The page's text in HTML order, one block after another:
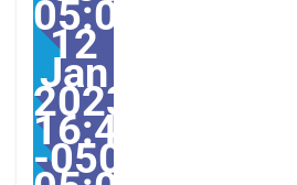
12
Jan
2023
16:45:23
-0500-